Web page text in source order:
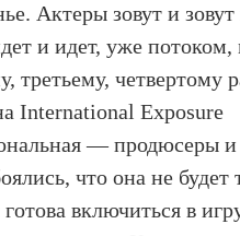
Актеры зовут и зовут
и идет, уже потоком,
третьему, четвертому
International Exposure
— продюсеры и
что она не будет
включиться в